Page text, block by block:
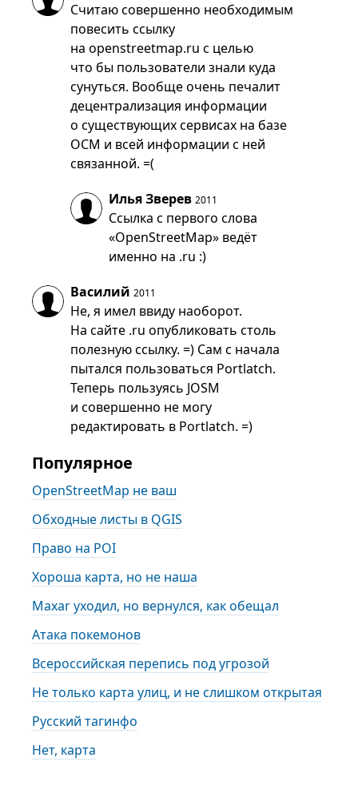
Считаю совершенно необходимым
повесить ссылку
на openstreetmap.ru с целью
что бы пользователи знали куда
сунуться. Вообще очень печалит
децентрализация информации
о существующих сервисах на базе
ОСМ и всей информации с ней
связанной. =(
Илья Зверев 2011
Ссылка с первого слова
«OpenStreetMap» ведёт
именно на .ru :)
Василий 2011
Не, я имел ввиду наоборот.
На сайте .ru опубликовать столь
полезную ссылку. =) Сам с начала
пытался пользоваться Portlatch.
Теперь пользуясь JOSM
и совершенно не могу
редактировать в Portlatch. =)
Популярное
OpenStreetMap не ваш
Обходные листы в QGIS
Право на POI
Хороша карта, но не наша
Maxar уходил, но вернулся, как обещал
Атака покемонов
Всероссийская перепись под угрозой
Не только карта улиц, и не слишком открытая
Русский тагинфо
Нет, карта